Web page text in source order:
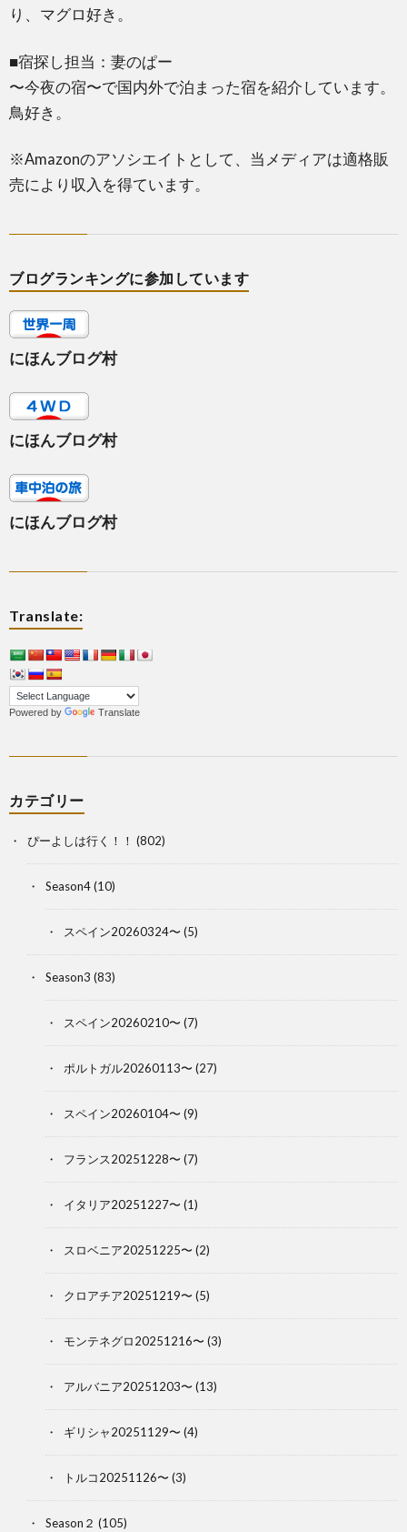
り、マグロ好き。
■宿探し担当：妻のぱー
〜今夜の宿〜で国内外で泊まった宿を紹介しています。
鳥好き。
※Amazonのアソシエイトとして、当メディアは適格販
売により収入を得ています。
ブログランキングに参加しています
にほんブログ村
にほんブログ村
にほんブログ村
Translate:
Powered by Translate
カテゴリー
ぴーよしは行く！！ (802)
Season4(10)
スペイン20260324〜 (5)
Season3 (83)
スペイン20260210〜 (7)
ポルトガル20260113〜 (27)
スペイン20260104〜 (9)
フランス20251228〜 (7)
イタリア20251227〜 (1)
スロベニア20251225〜 (2)
クロアチア20251219〜 (5)
モンテネグロ20251216〜 (3)
アルバニア20251203〜 (13)
ギリシャ20251129〜 (4)
トルコ20251126〜 (3)
Season２ (105)